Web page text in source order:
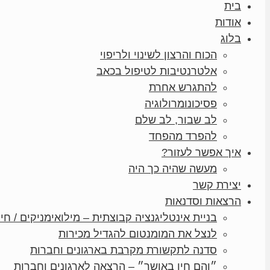
בית
אודות
בלוג
הכוח והרצון לשינוי ולריפוי
אלטרנטיבות לטיפול בכאב
להתגרש אחרת
פסיכונומרולוגיה
לב שבור, לב שלם
להפרד מהפחד
איך אפשר לעזור?
מעשה שהיה כך היה
יצירת קשר
הרצאות וסדנאות
בניית אינטליגנציה קבוצתית – מילואימניקים /
לנצל את המומנטום להגדיל מכירות
סדנה לתקשורת מקרבת בארגונים וחברות
״והם חיו באושר״ – הרצאה לארגונים וחברות